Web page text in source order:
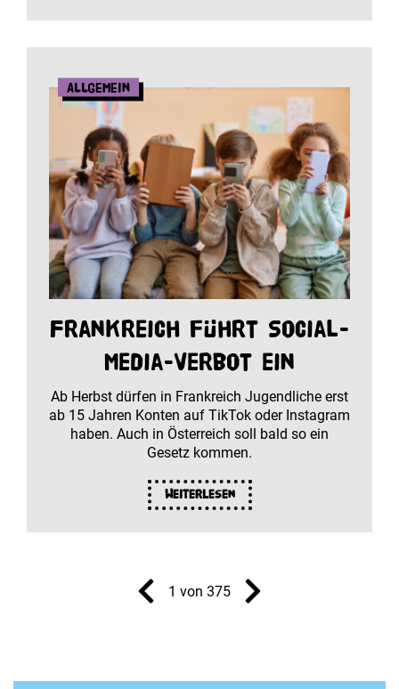
Allgemein
Frankreich führt Social-
Media-Verbot ein
Ab Herbst dürfen in Frankreich Jugendliche erst
ab 15 Jahren Konten auf TikTok oder Instagram
haben. Auch in Österreich soll bald so ein
Gesetz kommen.
Weiterlesen
1 von 375